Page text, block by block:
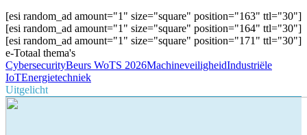
[esi random_ad amount="1" size="square" position="163" ttl="30"]
[esi random_ad amount="1" size="square" position="164" ttl="30"]
[esi random_ad amount="1" size="square" position="171" ttl="30"]
e-Totaal thema's
CybersecurityBeurs WoTS 2026MachineveiligheidIndustriële
IoTEnergietechniek
Uitgelicht